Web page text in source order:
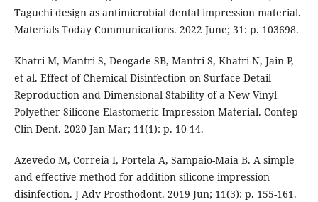
Taguchi design as antimicrobial dental impression material.
Materials Today Communications. 2022 June; 31: p. 103698.
Khatri M, Mantri S, Deogade SB, Mantri S, Khatri N, Jain P,
et al. Effect of Chemical Disinfection on Surface Detail
Reproduction and Dimensional Stability of a New Vinyl
Polyether Silicone Elastomeric Impression Material. Contep
Clin Dent. 2020 Jan-Mar; 11(1): p. 10-14.
Azevedo M, Correia I, Portela A, Sampaio-Maia B. A simple
and effective method for addition silicone impression
disinfection. J Adv Prosthodont. 2019 Jun; 11(3): p. 155-161.